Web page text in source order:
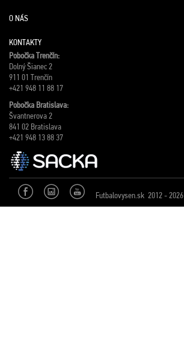
O NÁS
KONTAKTY
Pobočka Trenčín:
Dolný Šianec 2
911 01 Trenčín
+421 948 11 88 17
Pobočka Bratislava:
Švantnerova 2
841 02 Bratislava
+421 948 13 88 37
Futbalovysen.sk 2012 - 2026